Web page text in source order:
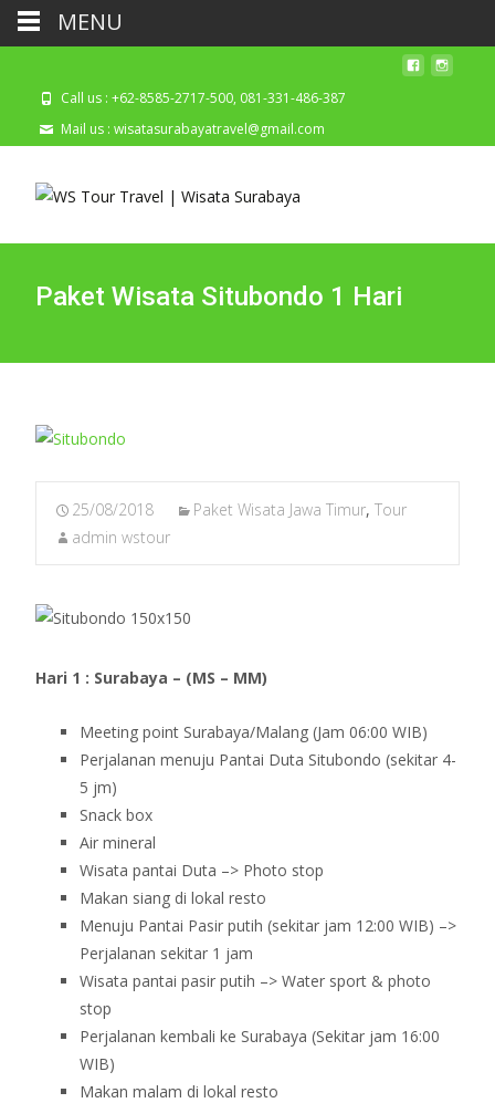
Call us : +62-8585-2717-500, 081-331-486-387
Mail us : wisatasurabayatravel@gmail.com
Paket Wisata Situbondo 1 Hari
25/08/2018 Paket Wisata Jawa Timur, Tour
admin wstour
Hari 1 : Surabaya – (MS – MM)
Meeting point Surabaya/Malang (Jam 06:00 WIB)
Perjalanan menuju Pantai Duta Situbondo (sekitar 4-
5 jm)
Snack box
Air mineral
Wisata pantai Duta –> Photo stop
Makan siang di lokal resto
Menuju Pantai Pasir putih (sekitar jam 12:00 WIB) –>
Perjalanan sekitar 1 jam
Wisata pantai pasir putih –> Water sport & photo
stop
Perjalanan kembali ke Surabaya (Sekitar jam 16:00
WIB)
Makan malam di lokal resto
MENU